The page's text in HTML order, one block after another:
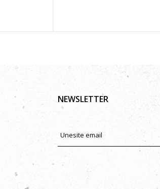
NEWSLETTER